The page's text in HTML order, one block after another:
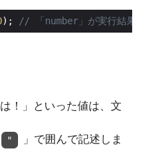
);
！」といった値は、文
"
」で囲んで記述しま